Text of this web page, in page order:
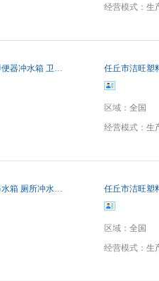
经营模式： 生
低价供应节能蹲便器冲水箱 卫浴冲水箱 厕所马桶水箱 A4水箱
任丘市洁旺塑
区域： 全国
经营模式： 生
厂家批发蹲便器水箱 厕所冲水箱 塑料马桶水箱 优质水箱 A2水箱
任丘市洁旺塑
区域： 全国
经营模式： 生